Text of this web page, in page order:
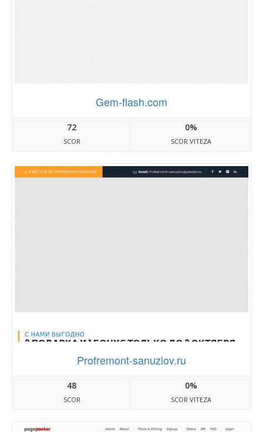
Gem-flash.com
72
SCOR
0%
SCOR VITEZA
Profremont-sanuzlov.ru
48
SCOR
0%
SCOR VITEZA